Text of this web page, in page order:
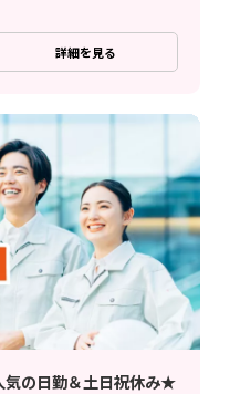
詳細を見る
気の日勤＆土日祝休み★